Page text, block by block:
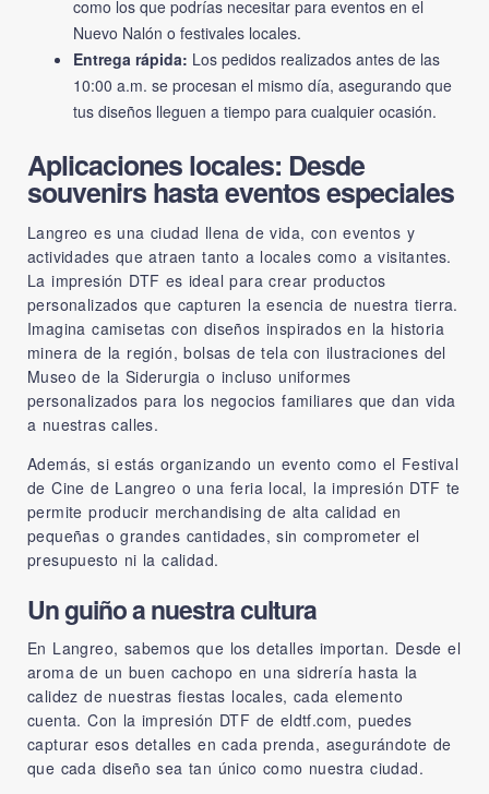
como los que podrías necesitar para eventos en el
Nuevo Nalón o festivales locales.
Entrega rápida: Los pedidos realizados antes de las
10:00 a.m. se procesan el mismo día, asegurando que
tus diseños lleguen a tiempo para cualquier ocasión.
Aplicaciones locales: Desde
souvenirs hasta eventos especiales
Langreo es una ciudad llena de vida, con eventos y
actividades que atraen tanto a locales como a visitantes.
La impresión DTF es ideal para crear productos
personalizados que capturen la esencia de nuestra tierra.
Imagina camisetas con diseños inspirados en la historia
minera de la región, bolsas de tela con ilustraciones del
Museo de la Siderurgia o incluso uniformes
personalizados para los negocios familiares que dan vida
a nuestras calles.
Además, si estás organizando un evento como el Festival
de Cine de Langreo o una feria local, la impresión DTF te
permite producir merchandising de alta calidad en
pequeñas o grandes cantidades, sin comprometer el
presupuesto ni la calidad.
Un guiño a nuestra cultura
En Langreo, sabemos que los detalles importan. Desde el
aroma de un buen cachopo en una sidrería hasta la
calidez de nuestras fiestas locales, cada elemento
cuenta. Con la impresión DTF de eldtf.com, puedes
capturar esos detalles en cada prenda, asegurándote de
que cada diseño sea tan único como nuestra ciudad.